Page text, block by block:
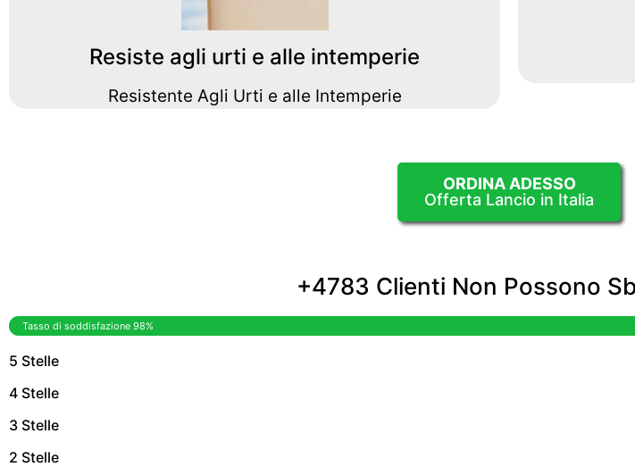
Resiste agli urti e alle intemperie
Resistente Agli Urti e alle Intemperie
ORDINA ADESSO
Offerta Lancio in Italia
+4783 Clienti Non Possono
Tasso di soddisfazione 98%
5 Stelle
4 Stelle
3 Stelle
2 Stelle